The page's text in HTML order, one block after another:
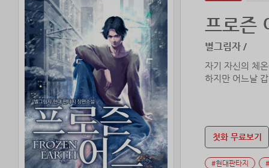
프로즌
별그림자 /
자기 자신의 체
하지만 어느날
첫화 무료보기
#현대판타지